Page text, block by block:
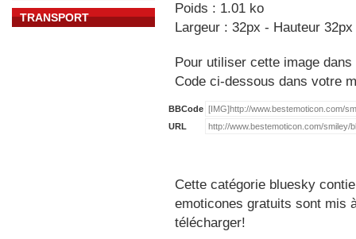
TRANSPORT
Poids : 1.01 ko
Largeur : 32px - Hauteur 32px
Pour utiliser cette image
Code ci-dessous dans votre
BBCode
URL
Cette catégorie bluesky
emoticones gratuits sont mis
télécharger!